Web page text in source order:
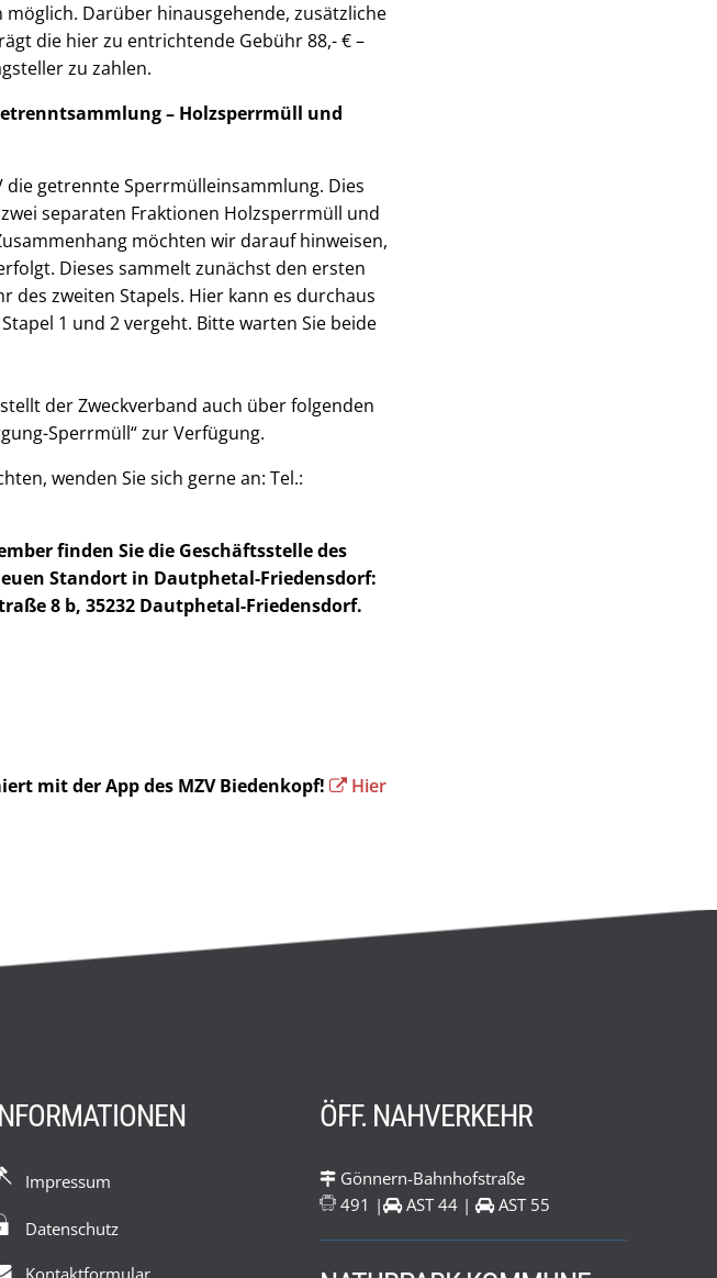
Darüber hinausgehende, zusätzliche
die hier zu entrichtende Gebühr 88,- € –
zu zahlen.
– Holzsperrmüll und
getrennte Sperrmülleinsammlung. Dies
separaten Fraktionen Holzsperrmüll und
möchten wir darauf hinweisen,
Dieses sammelt zunächst den ersten
des zweiten Stapels. Hier kann es durchaus
1 und 2 vergeht. Bitte warten Sie beide
der Zweckverband auch über folgenden
Sperrmüll“ zur Verfügung.
wenden Sie sich gerne an: Tel.:
finden Sie die Geschäftsstelle des
Standort in Dautphetal-Friedensdorf:
8 b, 35232 Dautphetal-Friedensdorf.
mit der App des MZV Biedenkopf!
Hier
Impressum
Datenschutz
Kontaktformular
ÖFF. NAHVERKEHR
Gönnern-Bahnhofstraße
491 |
AST 44 | AST 55